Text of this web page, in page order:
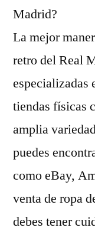
Madrid?
La mejor
retro del Real
especializadas
tiendas físicas
amplia
puedes
como eBay,
venta de ropa
debes tener